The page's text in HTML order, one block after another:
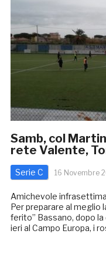
Samb, col
rete Valente,
Serie C 16 Novembre
Amichevole
Per preparare al meglio
ferito” Bassano, dopo
ieri al Campo Europa, i